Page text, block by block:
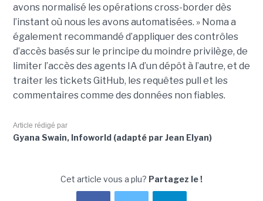
avons normalisé les opérations cross-border dès
l’instant où nous les avons automatisées. » Noma a
également recommandé d’appliquer des contrôles
d’accès basés sur le principe du moindre privilège, de
limiter l’accès des agents IA d’un dépôt à l’autre, et de
traiter les tickets GitHub, les requêtes pull et les
commentaires comme des données non fiables.
Article rédigé par
Gyana Swain, Infoworld (adapté par Jean Elyan)
Cet article vous a plu? Partagez le !